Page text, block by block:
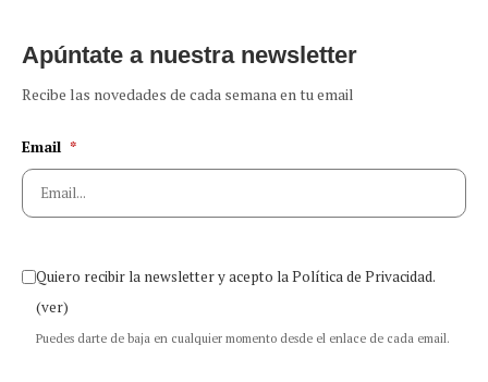
Apúntate a nuestra newsletter
Recibe las novedades de cada semana en tu email
Email *
Quiero recibir la newsletter y acepto la Política de Privacidad.
(ver)
Puedes darte de baja en cualquier momento desde el enlace de cada email.